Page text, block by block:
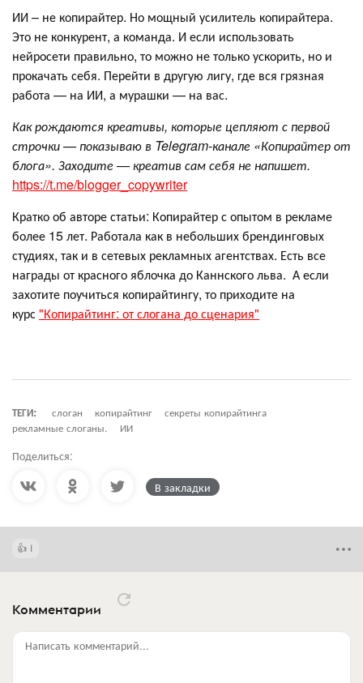
ИИ – не копирайтер. Но мощный усилитель копирайтера.
Это не конкурент, а команда. И если использовать
нейросети правильно, то можно не только ускорить, но и
прокачать себя. Перейти в другую лигу, где вся грязная
работа — на ИИ, а мурашки — на вас.
Как рождаются креативы, которые цепляют с первой
строчки — показываю в Telegram-канале «Копирайтер от
блога». Заходите — креатив сам себя не напишет.
https://t.me/blogger_copywriter
Кратко об авторе статьи: Копирайтер с опытом в рекламе
более 15 лет. Работала как в небольших брендинговых
студиях, так и в сетевых рекламных агентствах. Есть все
награды от красного яблочка до Каннского льва. А если
захотите поучиться копирайтингу, то приходите на
курс"Копирайтинг: от слогана до сценария"
ТЕГИ: слоган копирайтинг
секреты копирайтинга
рекламные слоганы.
ИИ
Поделиться:
В закладки
1
Комментарии
Написать комментарий...